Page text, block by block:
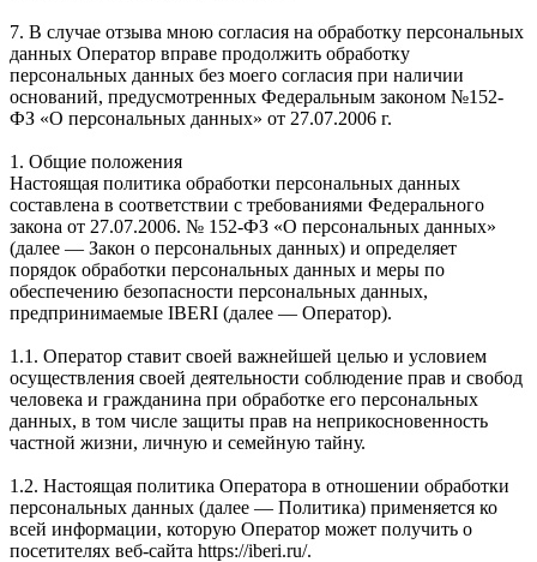
7. В случае отзыва мною согласия на обработку персональных
данных Оператор вправе продолжить обработку
персональных данных без моего согласия при наличии
оснований, предусмотренных Федеральным законом №152-
ФЗ «О персональных данных» от 27.07.2006 г.
1. Общие положения
Настоящая политика обработки персональных данных
составлена в соответствии с требованиями Федерального
закона от 27.07.2006. № 152-ФЗ «О персональных данных»
(далее — Закон о персональных данных) и определяет
порядок обработки персональных данных и меры по
обеспечению безопасности персональных данных,
предпринимаемые IBERI (далее — Оператор).
1.1. Оператор ставит своей важнейшей целью и условием
осуществления своей деятельности соблюдение прав и свобод
человека и гражданина при обработке его персональных
данных, в том числе защиты прав на неприкосновенность
частной жизни, личную и семейную тайну.
1.2. Настоящая политика Оператора в отношении обработки
персональных данных (далее — Политика) применяется ко
всей информации, которую Оператор может получить о
посетителях веб-сайта https://iberi.ru/.